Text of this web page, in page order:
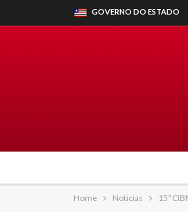
GOVERNO DO ESTADO
Home Noticias 15ª